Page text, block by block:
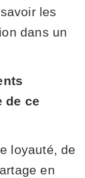
les
dans un
de ce
loyauté, de
en